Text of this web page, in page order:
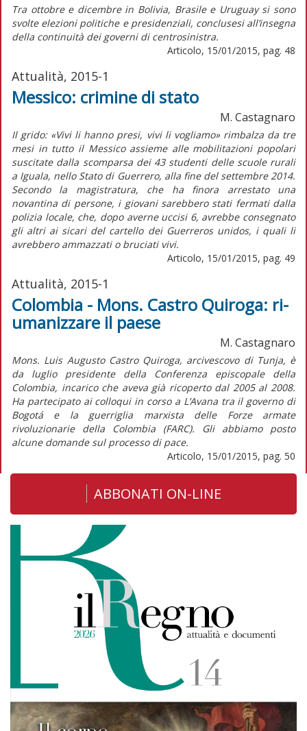
Tra ottobre e dicembre in Bolivia, Brasile e Uruguay si sono
svolte elezioni politiche e presidenziali, conclusesi all’insegna
della continuità dei governi di centrosinistra.
Articolo, 15/01/2015, pag. 48
Attualità, 2015-1
Messico: crimine di stato
M. Castagnaro
Il grido: «Vivi li hanno presi, vivi li vogliamo» rimbalza da tre
mesi in tutto il Messico assieme alle mobilitazioni popolari
suscitate dalla scomparsa dei 43 studenti delle scuole rurali
a Iguala, nello Stato di Guerrero, alla fine del settembre 2014.
Secondo la magistratura, che ha finora arrestato una
novantina di persone, i giovani sarebbero stati fermati dalla
polizia locale, che, dopo averne uccisi 6, avrebbe consegnato
gli altri ai sicari del cartello dei Guerreros unidos, i quali li
avrebbero ammazzati o bruciati vivi.
Articolo, 15/01/2015, pag. 49
Attualità, 2015-1
Colombia - Mons. Castro Quiroga: ri-
umanizzare il paese
M. Castagnaro
Mons. Luis Augusto Castro Quiroga, arcivescovo di Tunja, è
da luglio presidente della Conferenza episcopale della
Colombia, incarico che aveva già ricoperto dal 2005 al 2008.
Ha partecipato ai colloqui in corso a L’Avana tra il governo di
Bogotá e la guerriglia marxista delle Forze armate
rivoluzionarie della Colombia (FARC). Gli abbiamo posto
alcune domande sul processo di pace.
Articolo, 15/01/2015, pag. 50
ABBONATI ON-LINE